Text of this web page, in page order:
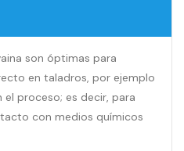
son óptimas para
en taladros, por ejemplo
el proceso; es decir, para
con medios químicos